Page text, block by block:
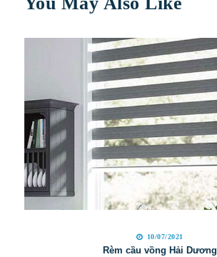
10/07/2021
Rèm cầu vồng Hải Dương